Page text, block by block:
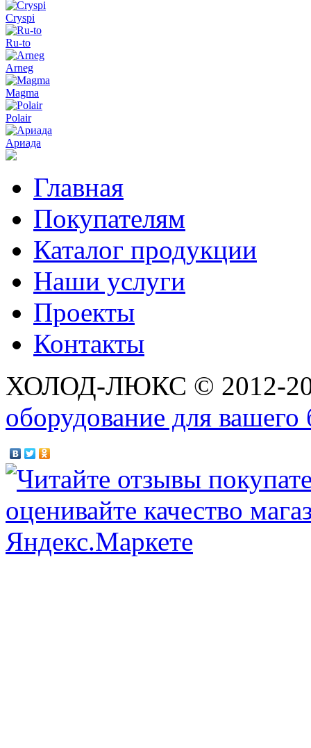
Cryspi
Ru-to
Arneg
Magma
Polair
Ариада
Главная
Покупателям
Каталог продукции
Наши услуги
Проекты
Контакты
ХОЛОД-ЛЮКС © 2012-
оборудование для вашего